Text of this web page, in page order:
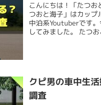
こんにちは！「たつお
つおと海子」はカッ
中泊系Youtuberです
してみました。 たつ
クピ男の車中生
調査